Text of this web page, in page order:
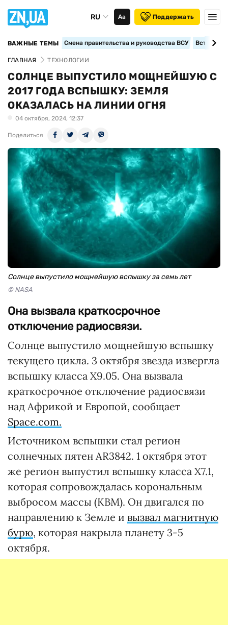
RU Аа Поддержать
ВАЖНЫЕ ТЕМЫ Смена правительства и руководства ВСУ
ГЛАВНАЯ ТЕХНОЛОГИИ
СОЛНЦЕ ВЫПУСТИЛО МОЩНЕЙШУЮ С
2017 ГОДА ВСПЫШКУ: ЗЕМЛЯ
ОКАЗАЛАСЬ НА ЛИНИИ ОГНЯ
04 октября, 2024, 12:37
Поделиться
Солнце выпустило мощнейшую вспышку за семь лет
© NASA
Она вызвала краткосрочное
отключение радиосвязи.
Солнце выпустило мощнейшую вспышку
текущего цикла. 3 октября звезда извергла
вспышку класса X9.05. Она вызвала
краткосрочное отключение радиосвязи
над Африкой и Европой, сообщает
Space.com.
Источником вспышки стал регион
солнечных пятен AR3842. 1 октября этот
же регион выпустил вспышку класса X7.1,
которая сопровождалась корональным
выбросом массы (КВМ). Он двигался по
направлению к Земле и вызвал магнитную
бурю, которая накрыла планету 3-5
октября.